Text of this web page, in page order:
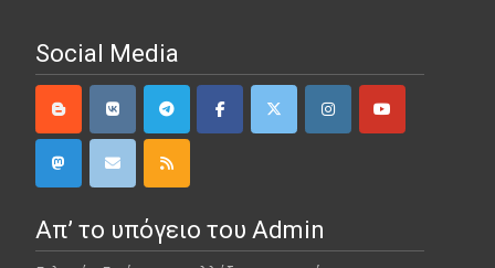
Social Media
Απ’ το υπόγειο του Admin